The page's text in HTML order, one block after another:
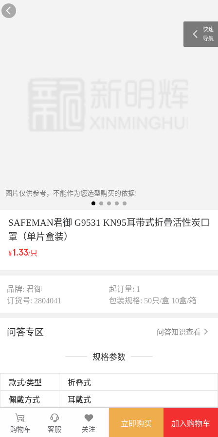
图片仅供参考，不能作为您选型购买的依据!
SAFEMAN君御 G9531 KN95耳带式折叠活性炭口
罩（单片盒装）
¥1.33/只
品牌: 君御
起订量: 1
订货号: 2804041
包装规格: 50只/盒 10盒/箱
问答专区 问答知识查看
规格参数
款式/类型 折叠式
佩戴方式 耳戴式
呼气阀
过滤等级 KN95
购物车 客服 关注
立即购买 加入购物车
快速
导航